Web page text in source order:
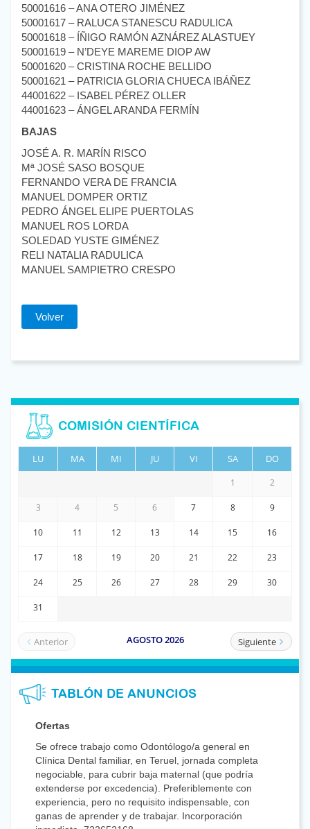
50001616 – ANA OTERO JIMÉNEZ
50001617 – RALUCA STANESCU RADULICA
50001618 – ÍÑIGO RAMÓN AZNÁREZ ALASTUEY
50001619 – N’DEYE MAREME DIOP AW
50001620 – CRISTINA ROCHE BELLIDO
50001621 – PATRICIA GLORIA CHUECA IBÁÑEZ
44001622 – ISABEL PÉREZ OLLER
44001623 – ÁNGEL ARANDA FERMÍN
BAJAS
JOSÉ A. R. MARÍN RISCO
Mª JOSÉ SASO BOSQUE
FERNANDO VERA DE FRANCIA
MANUEL DOMPER ORTIZ
PEDRO ÁNGEL ELIPE PUERTOLAS
MANUEL ROS LORDA
SOLEDAD YUSTE GIMÉNEZ
RELI NATALIA RADULICA
MANUEL SAMPIETRO CRESPO
Volver
COMISIÓN CIENTÍFICA
TABLÓN DE ANUNCIOS
Ofertas
Se ofrece trabajo como Odontólogo/a general en
Clínica Dental familiar, en Teruel, jornada completa
negociable, para cubrir baja maternal (que podría
extenderse por excedencia). Preferiblemente con
experiencia, pero no requisito indispensable, con
ganas de aprender y de trabajar. Incorporación